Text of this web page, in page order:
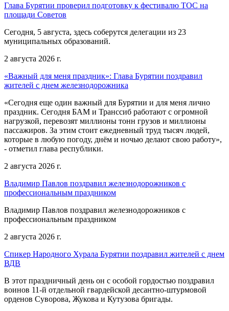
Глава Бурятии проверил подготовку к фестивалю ТОС на
площади Советов
Сегодня, 5 августа, здесь соберутся делегации из 23
муниципальных образований.
2 августа 2026 г.
«Важный для меня праздник»: Глава Бурятии поздравил
жителей с днем железнодорожника
«Сегодня еще один важный для Бурятии и для меня лично
праздник. Сегодня БАМ и Транссиб работают с огромной
нагрузкой, перевозят миллионы тонн грузов и миллионы
пассажиров. За этим стоит ежедневный труд тысяч людей,
которые в любую погоду, днём и ночью делают свою работу»,
- отметил глава республики.
2 августа 2026 г.
Владимир Павлов поздравил железнодорожников с
профессиональным праздником
Владимир Павлов поздравил железнодорожников с
профессиональным праздником
2 августа 2026 г.
Спикер Народного Хурала Бурятии поздравил жителей с днем
ВДВ
В этот праздничный день он с особой гордостью поздравил
воинов 11-й отдельной гвардейской десантно-штурмовой
орденов Суворова, Жукова и Кутузова бригады.